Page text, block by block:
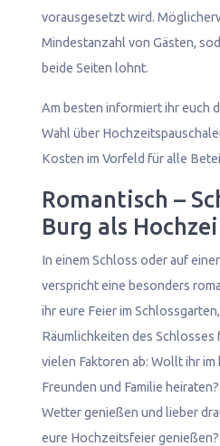
vorausgesetzt wird.
Mindestanzahl von Gästen,
beide Seiten lohnt.
Am besten informiert ihr euch
Wahl über
Kosten im Vorfeld für alle
Romantisch –
Burg als
In einem Schloss oder auf
verspricht eine besonders
ihr eure Feier im
Räumlichkeiten des
vielen Faktoren ab: Wollt ihr
Freunden und Familie
Wetter genießen und lieber
eure Hochzeitsfeier